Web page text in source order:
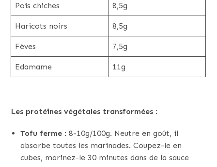
Pois chiches 8,5g
Haricots noirs 8,5g
Fèves 7,5g
Edamame 11g
Les protéines végétales transformées :
Tofu ferme : 8-10g/100g. Neutre en goût, il
absorbe toutes les marinades. Coupez-le en
cubes, marinez-le 30 minutes dans de la sauce